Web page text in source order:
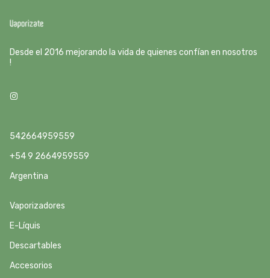
Desde el 2016 mejorando la vida de quienes confían en nosotros
!
542664959559
+54 9 2664959559
Argentina
Vaporizadores
E-Líquis
Descartables
Accesorios